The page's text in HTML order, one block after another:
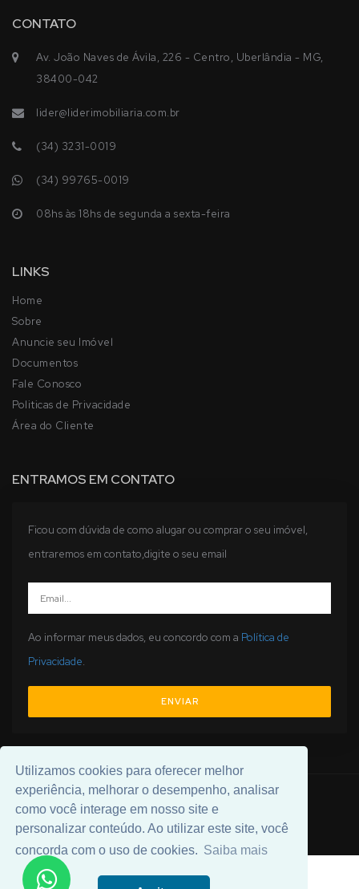
Utilizamos cookies para oferecer melhor
experiência, melhorar o desempenho, analisar
como você interage em nosso site e
personalizar conteúdo. Ao utilizar este site, você
concorda com o uso de cookies. Saiba mais
CONTATO
Av. João Naves de Ávila, 226 - Centro, Uberlândia - MG,
38400-042
lider@liderimobiliaria.com.br
(34) 3231-0019
(34) 99765-0019
08hs às 18hs de segunda a sexta-feira
LINKS
Home
Sobre
Anuncie seu Imóvel
Documentos
Fale Conosco
Politicas de Privacidade
Área do Cliente
ENTRAMOS EM CONTATO
Ficou com dúvida de como alugar ou comprar o seu imóvel,
entraremos em contato,digite o seu email
Ao informar meus dados, eu concordo com a Política de
Privacidade.
ENVIAR
© 2026 Desenvolvido porUniversal Software